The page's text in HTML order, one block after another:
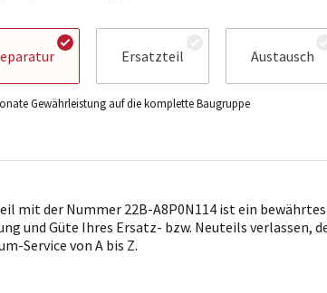
Ersatzteil Austausch
Gewährleistung auf die komplette Baugruppe
mit der Nummer 22B-A8P0N114 ist ein
und Güte Ihres Ersatz- bzw. Neuteils verlassen,
Service von A bis Z.